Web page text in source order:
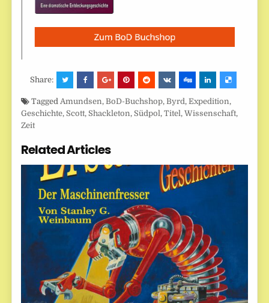
Share:
TaggedAmundsen,BoD-Buchshop,Byrd,Expedition,
Geschichte, Scott, Shackleton, Südpol,Titel,Wissenschaft,
Zeit
Related Articles